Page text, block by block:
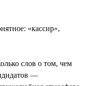
«кассир»,
слов о том, чем
—